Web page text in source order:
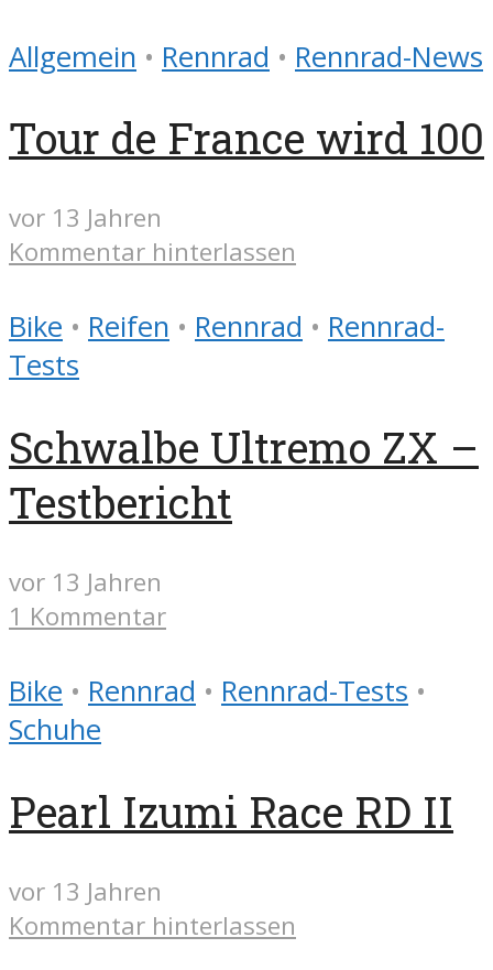
Allgemein • Rennrad • Rennrad-News
Tour de France wird 100
vor 13 Jahren
Kommentar hinterlassen
Bike • Reifen • Rennrad • Rennrad-
Tests
Schwalbe Ultremo ZX –
Testbericht
vor 13 Jahren
1 Kommentar
Bike • Rennrad • Rennrad-Tests •
Schuhe
Pearl Izumi Race RD II
vor 13 Jahren
Kommentar hinterlassen